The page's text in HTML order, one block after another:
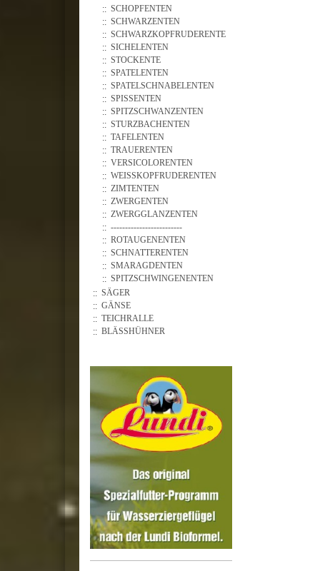
SCHOPFENTEN
SCHWARZENTEN
SCHWARZKOPFRUDERENTE
SICHELENTEN
STOCKENTE
SPATELENTEN
SPATELSCHNABELENTEN
SPISSENTEN
SPITZSCHWANZENTEN
STURZBACHENTEN
TAFELENTEN
TRAUERENTEN
VERSICOLORENTEN
WEISSKOPFRUDERENTEN
ZIMTENTEN
ZWERGENTEN
ZWERGGLANZENTEN
-------------------------
ROTAUGENENTEN
SCHNATTERENTEN
SMARAGDENTEN
SPITZSCHWINGENENTEN
SÄGER
GÄNSE
TEICHRALLE
BLÄSSHÜHNER